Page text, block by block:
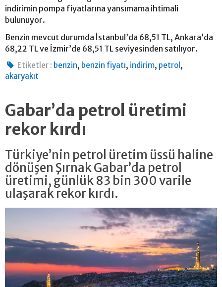
indirimin pompa fiyatlarına yansımama ihtimali
bulunuyor.
Benzin mevcut durumda İstanbul’da 68,51 TL, Ankara’da
68,22 TL ve İzmir’de 68,51 TL seviyesinden satılıyor.
Etiketler : benzin, benzin fiyatı, indirim, petrol ,
akaryakıt
Gabar’da petrol üretimi
rekor kırdı
Türkiye’nin petrol üretim üssü haline
dönüşen Şırnak Gabar’da petrol
üretimi, günlük 83 bin 300 varile
ulaşarak rekor kırdı.